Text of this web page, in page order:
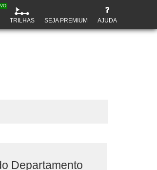
TRILHAS SEJA PREMIUM AJUDA
Departamento